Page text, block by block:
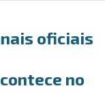
oficiais
no